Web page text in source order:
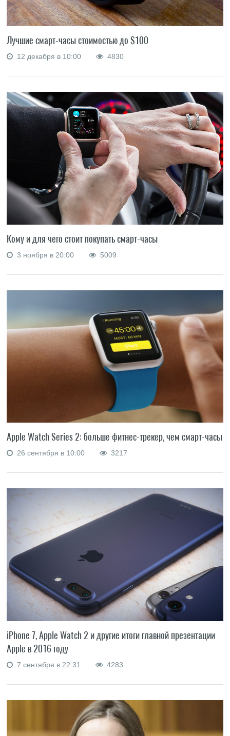
Лучшие смарт-часы стоимостью до $100
12 декабря в 10:00 4830
Кому и для чего стоит покупать смарт-часы
3 ноября в 20:00 5009
Apple Watch Series 2: больше фитнес-трекер, чем смарт-часы
26 сентября в 10:00 3217
iPhone 7, Apple Watch 2 и другие итоги главной презентации
Apple в 2016 году
7 сентября в 22:31 4283